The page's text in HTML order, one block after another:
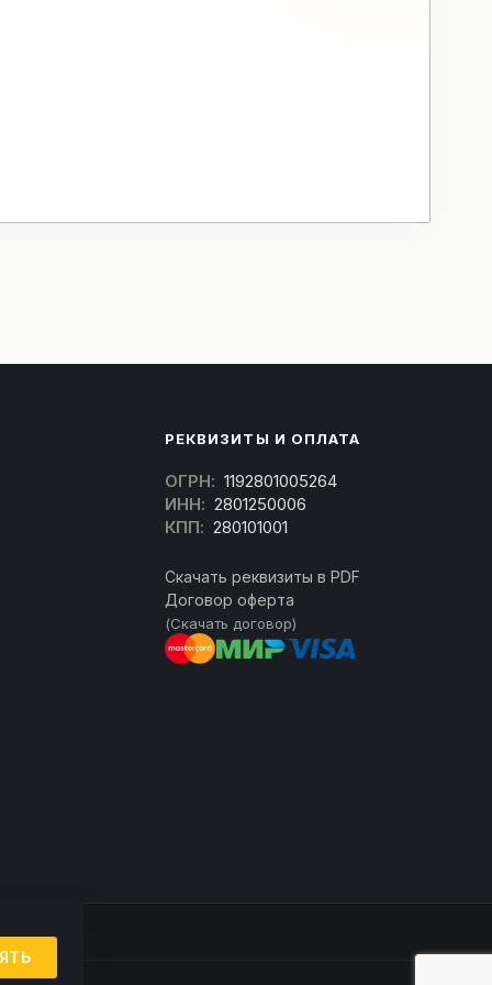
РЕКВИЗИТЫ И ОПЛАТА
ОГРН: 1192801005264
ИНН: 2801250006
КПП: 280101001
Скачать реквизиты в PDF
Договор оферта
(Скачать договор)